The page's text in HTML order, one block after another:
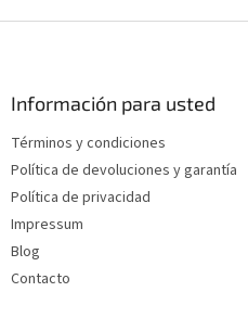
n
Información para usted
Términos y condiciones
Política de devoluciones y garantía
Política de privacidad
Impressum
Blog
Contacto